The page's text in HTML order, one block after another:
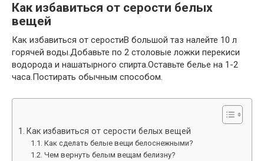
Как избавиться от серости белых
вещей
Как избавиться от серостиВ большой таз налейте 10 л
горячей воды.Добавьте по 2 столовые ложки перекиси
водорода и нашатырного спирта.Оставьте белье на 1-2
часа.Постирать обычным способом.
Как избавиться от серости белых вещей
Как сделать белые вещи белоснежными?
Чем вернуть белым вещам белизну?